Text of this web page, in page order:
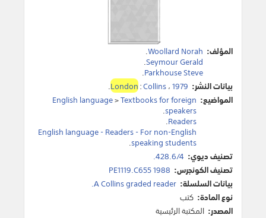
المؤلف: Woollard Norah
.
Seymour Gerald
.
Parkhouse Steve
.
بيانات النشر:
London:Collins،1979
.
المواضيع:
English language>Textbooks for foreign
speakers
.
Readers
.
English language - Readers - For non-English
speaking students
.
تصنيف ديوي: 428.6/4.
تصنيف الكونجرس: PE1119.C655 1988
بيانات السلسلة: A Collins graded reader.
نوع المادة: كتب
المصدر: المكتبة الرئيسية